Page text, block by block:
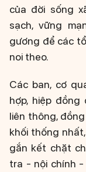
của đời sống
sạch, vững
gương để các
noi theo.
Các ban, cơ
hợp, hiệp
liên thông,
khối thống
gắn kết chặt
tra - nội chính -